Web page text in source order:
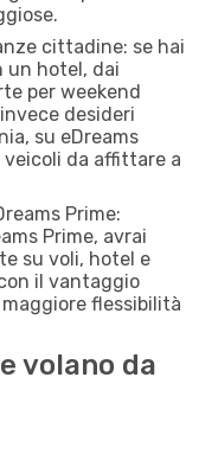
cittadine: se hai
un hotel, dai
per weekend
desideri
su eDreams
veicoli da affittare a
Prime:
Prime, avrai
su voli, hotel e
il vantaggio
flessibilità
volano da